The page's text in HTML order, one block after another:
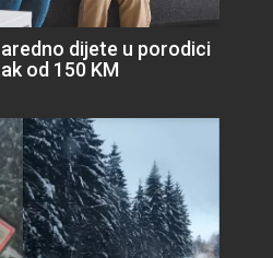
dijete u porodici
od 150 KM